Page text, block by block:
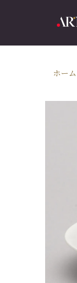
ホーム